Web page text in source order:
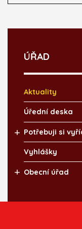
ÚŘAD
Aktuality
Úřední deska
Potřebuji si
Vyhlášky
Obecní úřad